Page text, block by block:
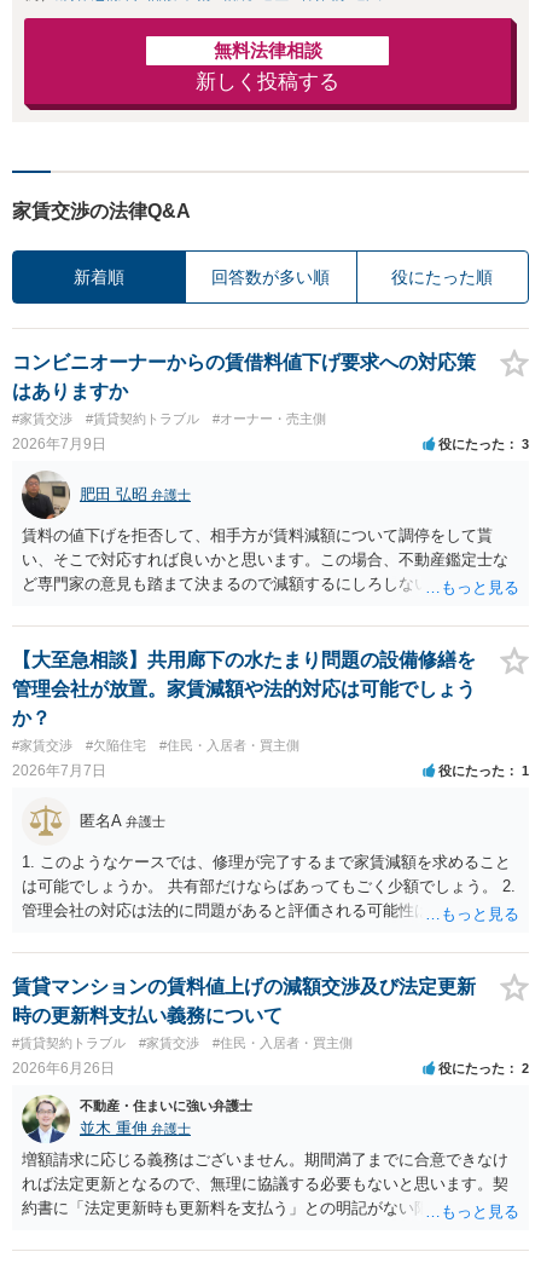
無料法律相談
新しく投稿する
家賃交渉の法律Q&A
新着順 回答数が多い順 役にたった順
コンビニオーナーからの賃借料値下げ要求への対応策
はありますか
#家賃交渉 #賃貸契約トラブル #オーナー・売主側
2026年7月9日 役にたった 3
肥田 弘昭 弁護士
賃料の値下げを拒否して、相手方が賃料減額について調停をして貰
い、そこで対応すれば良いかと思います。この場合、不動産鑑定士な
ど専門家の意見も踏まて決まるので減額するにしろしないにしろ公平
否すればよいだけです。ご参考にしてください。
【大至急相談】共用廊下の水たまり問題の設備修繕を
管理会社が放置。家賃減額や法的対応は可能でしょう
か？
#家賃交渉 #欠陥住宅 #住民・入居者・買主側
2026年7月7日 役にたった 1
匿名A 弁護士
1. このようなケースでは、修理が完了するまで家賃減額を求めること
は可能でしょうか。 共有部だけならばあってもごく少額でしょう。 2.
管理会社の対応は法的に問題があると評価される可能性はあります
た方がよいでしょうか。 そうですね。 4. 今後、調停や弁護士への依
頼を見据える場合、どのような証拠を残しておくべきでしょうか。 水
漏れの写真、連絡と相手の対応についての記録です。
賃貸マンションの賃料値上げの減額交渉及び法定更新
時の更新料支払い義務について
#賃貸契約トラブル #家賃交渉 #住民・入居者・買主側
2026年6月26日 役にたった 2
不動産・住まいに強い弁護士
並木 重伸 弁護士
増額請求に応じる義務はございません。期間満了までに合意できなけ
れば法定更新となるので、無理に協議する必要もないと思います。契
約書に「法定更新時も更新料を支払う」との明記がない限り、更新料
となるため、今後の更新手続き自体が不要になります。 リスクとし